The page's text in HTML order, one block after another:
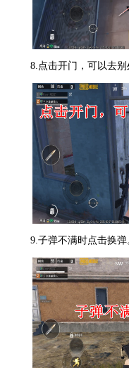
8.点击开门，可以去别
9.子弹不满时点击换弹